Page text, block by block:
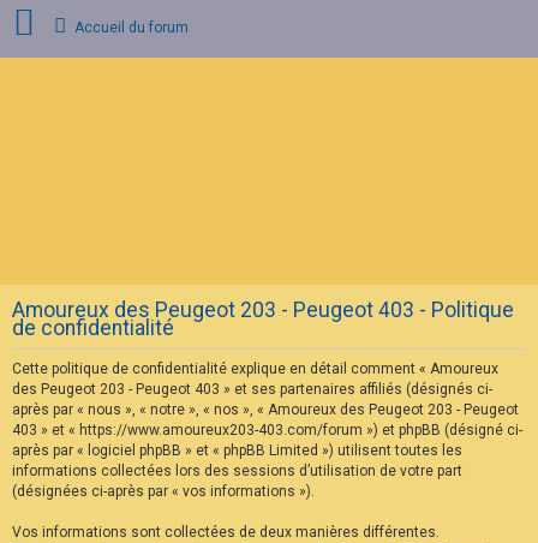
I
n
s
c
r
i
p
t
i
o
n
Accueil du forum
Amoureux des Peugeot 203 - Peugeot 403 - Politique
de confidentialité
Cette politique de confidentialité explique en détail comment « Amoureux
des Peugeot 203 - Peugeot 403 » et ses partenaires affiliés (désignés ci-
après par « nous », « notre », « nos », « Amoureux des Peugeot 203 - Peugeot
403 » et « https://www.amoureux203-403.com/forum ») et phpBB (désigné ci-
après par « logiciel phpBB » et « phpBB Limited ») utilisent toutes les
informations collectées lors des sessions d’utilisation de votre part
(désignées ci-après par « vos informations »).
Vos informations sont collectées de deux manières différentes.